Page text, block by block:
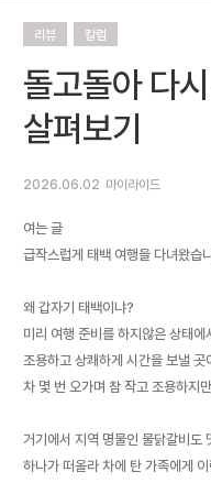
리뷰 칼럼
돌고돌아 다
살펴보기
2026.06.02 마이라이드
여는 글
급작스럽게 태백 여행을 다녀왔습
왜 갑자기 태백이냐?
미리 여행 준비를 하지않은 상태
조용하고 상쾌하게 시간을 보낼
차 몇 번 오가며 참 작고 조용하지
거기에서 지역 명물인 물닭갈비도
하나가 떠올라 차에 탄 가족에게